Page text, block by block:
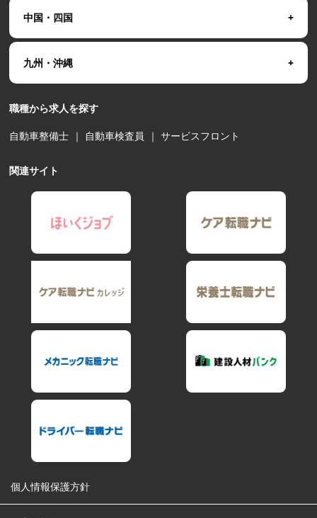
中国・四国
九州・沖縄
職種から求人を探す
自動車整備士 ｜ 自動車検査員 ｜サービスフロント
関連サイト
個人情報保護方針